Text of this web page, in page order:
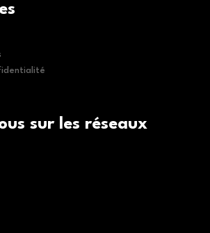
sur les réseaux